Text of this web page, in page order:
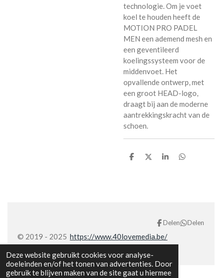
Deze website gebruikt cookies voor analyse-
doeleinden en/of het tonen van advertenties. Door
gebruik te blijven maken van de site gaat u hiermee
technologie. Om je voet
koel te houden heeft de
MOTION PRO PADEL
MEN een ademend mesh en
een geventileerd
koelingssysteem voor de
middenvoet. Het
opvallende ontwerp, met
een groot HEAD-logo,
draagt bij aan de moderne
aantrekkingskracht van de
schoen.
D
D
S
D
Delen Delen
© 2019 - 2025 https://www.40lovemedia.be/